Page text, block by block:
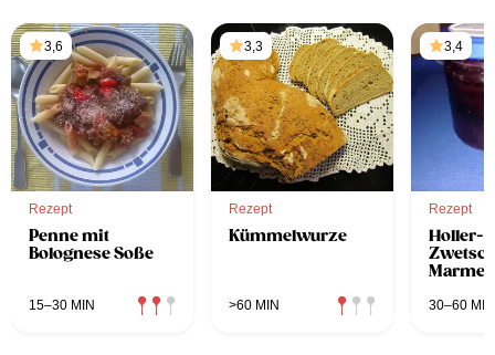
3,6
Rezept
Penne mit
Bolognese Soße
15–30 MIN
3,3
Rezept
Kümmelwurze
>60 MIN
3,4
Rezept
Holler-
30–60 MIN